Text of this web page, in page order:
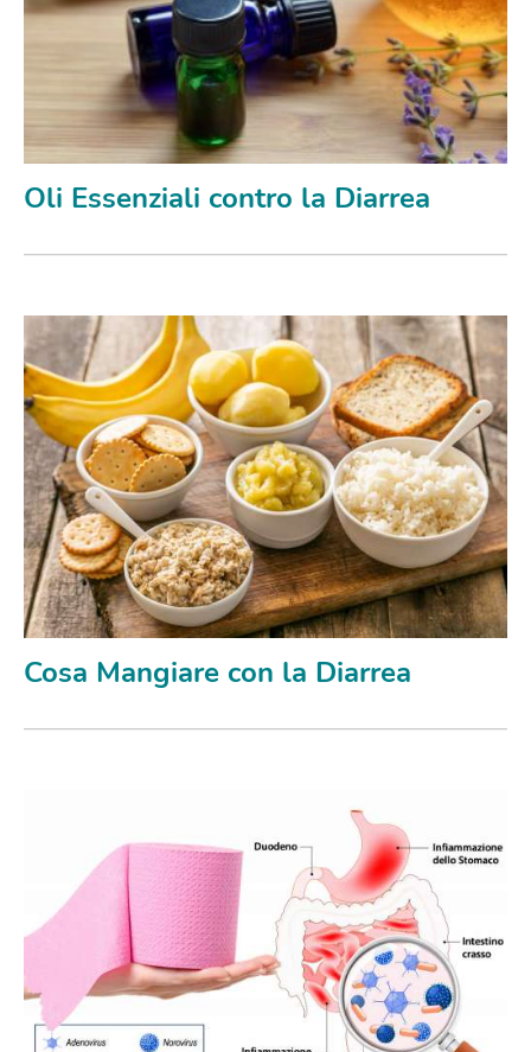
Oli Essenziali contro la Diarrea
Cosa Mangiare con la Diarrea